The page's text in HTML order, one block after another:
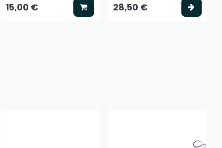
vaihtoehto
15,00 € Lisää koriin
28,50 €